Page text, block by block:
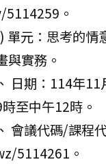
5114259。
單元：思考的情
與實務。
日期：114年
至中午12時。
會議代碼/課程
5114261。